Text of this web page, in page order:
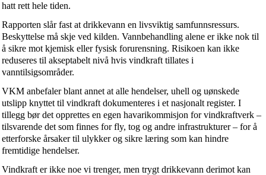
hatt rett hele tiden.
Rapporten slår fast at drikkevann en livsviktig samfunnsressurs.
Beskyttelse må skje ved kilden. Vannbehandling alene er ikke nok til
å sikre mot kjemisk eller fysisk forurensning. Risikoen kan ikke
reduseres til akseptabelt nivå hvis vindkraft tillates i
vanntilsigsområder.
VKM anbefaler blant annet at alle hendelser, uhell og uønskede
utslipp knyttet til vindkraft dokumenteres i et nasjonalt register. I
tillegg bør det opprettes en egen havarikommisjon for vindkraftverk –
tilsvarende det som finnes for fly, tog og andre infrastrukturer – for å
etterforske årsaker til ulykker og sikre læring som kan hindre
fremtidige hendelser.
Vindkraft er ikke noe vi trenger, men trygt drikkevann derimot kan